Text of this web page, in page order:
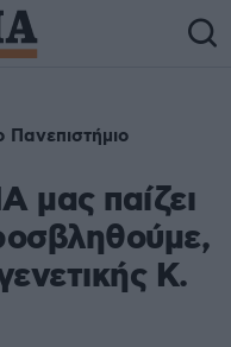
Πανεπιστήμιο
μας παίζει
Κ.